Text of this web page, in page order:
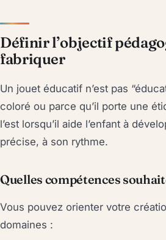
Définir l’objectif
fabriquer
Un jouet éducatif n’est pas
coloré ou parce qu’il porte une
l’est lorsqu’il aide l’enfant à
précise, à son rythme.
Quelles compétences
Vous pouvez orienter votre
domaines :